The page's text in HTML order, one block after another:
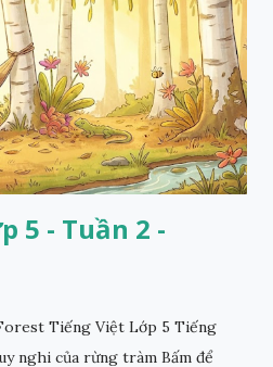
5 - Tuần 2 -
Tiếng Việt Lớp 5 Tiếng
nghi của rừng tràm Bấm để